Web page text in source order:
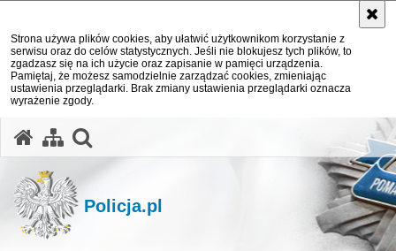
Strona używa plików cookies, aby ułatwić użytkownikom korzystanie z
serwisu oraz do celów statystycznych. Jeśli nie blokujesz tych plików, to
zgadzasz się na ich użycie oraz zapisanie w pamięci urządzenia.
Pamiętaj, że możesz samodzielnie zarządzać cookies, zmieniając
ustawienia przeglądarki. Brak zmiany ustawienia przeglądarki oznacza
wyrażenie zgody.
Policja.pl